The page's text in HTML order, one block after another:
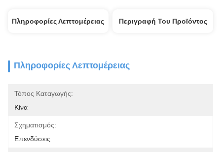
Πληροφορίες Λεπτομέρειας Περιγραφή Του Προϊόντος
Πληροφορίες Λεπτομέρειας
Τόπος Καταγωγής:
Κίνα
Σχηματισμός:
Επενδύσεις